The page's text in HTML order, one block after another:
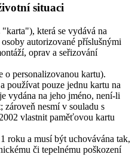
situaci
která se vydává na
autorizované příslušnými
oprav a seřizování
o personalizovanou kartu).
používat pouze jednu kartu na
vydána na jeho jméno, není-li
zároveň nesmí v souladu s
vlastnit paměťovou kartu
roku a musí být uchovávána tak,
či tepelnému poškození